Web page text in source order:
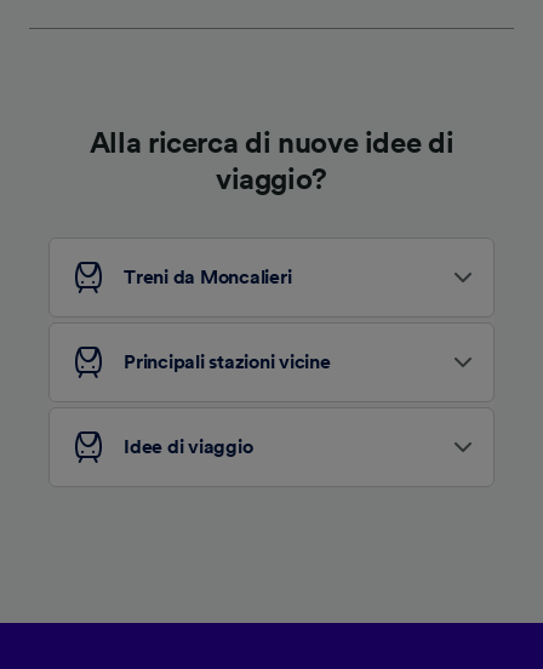
Alla ricerca di nuove idee di
viaggio?
Treni da Moncalieri
Principali stazioni vicine
Idee di viaggio